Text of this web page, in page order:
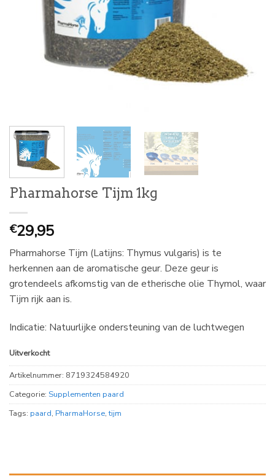
Pharmahorse Tijm 1kg
€29,95
Pharmahorse Tijm (Latijns: Thymus vulgaris) is te
herkennen aan de aromatische geur. Deze geur is
grotendeels afkomstig van de etherische olie Thymol, waar
Tijm rijk aan is.
Indicatie: Natuurlijke ondersteuning van de luchtwegen
Uitverkocht
Artikelnummer: 8719324584920
Categorie: Supplementen paard
Tags: paard, PharmaHorse,tijm